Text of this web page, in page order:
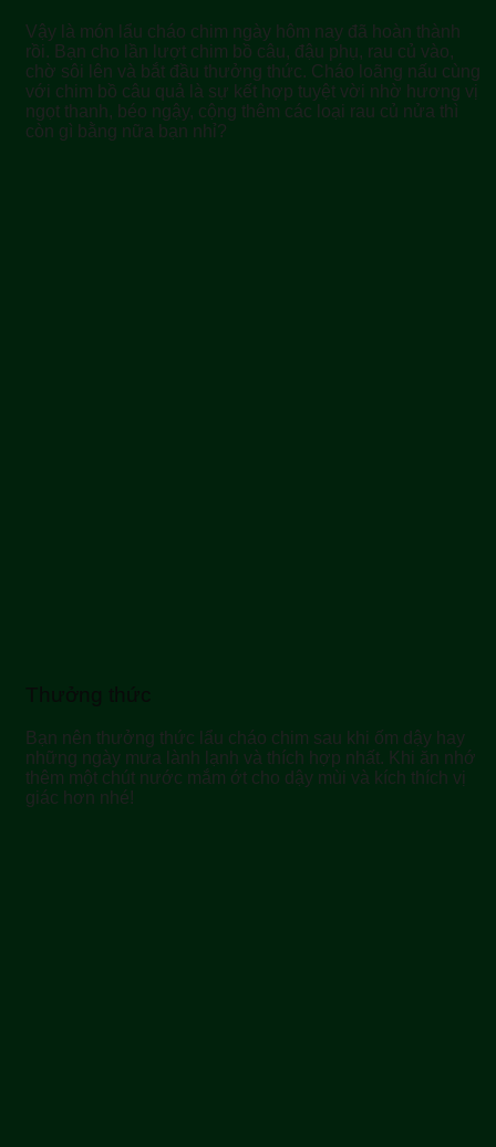
Vậy là món lẩu cháo chim ngày hôm nay đã hoàn thành
rồi. Bạn cho lần lượt chim bồ câu, đậu phụ, rau củ vào,
chờ sôi lên và bắt đầu thưởng thức. Cháo loãng nấu cùng
với chim bồ câu quả là sự kết hợp tuyệt vời nhờ hương vị
ngọt thanh, béo ngậy, cộng thêm các loại rau củ nửa thì
còn gì bằng nữa bạn nhỉ?
Thưởng thức
Bạn nên thưởng thức lẩu cháo chim sau khi ốm dậy hay
những ngày mưa lành lạnh và thích hợp nhất. Khi ăn nhớ
thêm một chút nước mắm ớt cho dậy mùi và kích thích vị
giác hơn nhé!